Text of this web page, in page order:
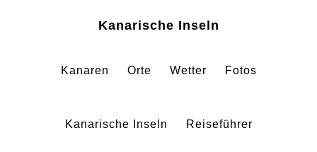
Kanarische Inseln
Kanaren Orte Wetter Fotos
Kanarische Inseln Reiseführer